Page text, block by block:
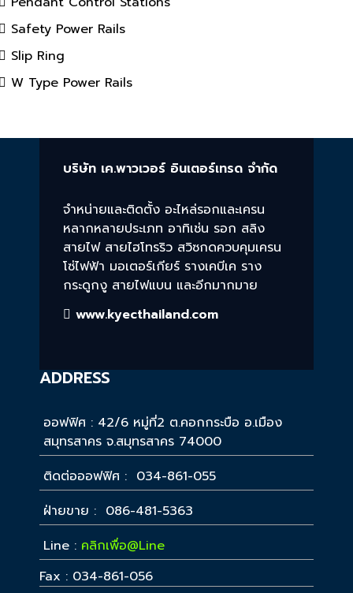
Safety Power Rails
Slip Ring
W Type Power Rails
บริษัท เค.พาวเวอร์ อินเตอร์เทรด จำกัด
จำหน่ายและติดตั้ง อะไหล่รอกและเครน
หลากหลายประเภท อาทิเช่น รอก สลิง
สายไฟ สายไฮโทรริว สวิซกดควบคุมเครน
โซ่ไฟฟ้า มอเตอร์เกียร์ รางเคบีเค ราง
กระดูกงู สายไฟแบน และอีกมากมาย
www.kyecthailand.com
ADDRESS
ออฟฟิศ : 42/6 หมู่ที่2 ต.คอกกระบือ อ.เมือง
สมุทรสาคร จ.สมุทรสาคร 74000
ติดต่อออฟฟิศ : 034-861-055
ฝ่ายขาย : 086-481-5363
Line : คลิกเพื่อ@Line
Fax : 034-861-056